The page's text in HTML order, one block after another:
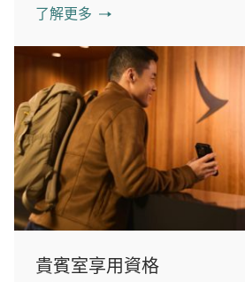
了解更多
貴賓室享用資格